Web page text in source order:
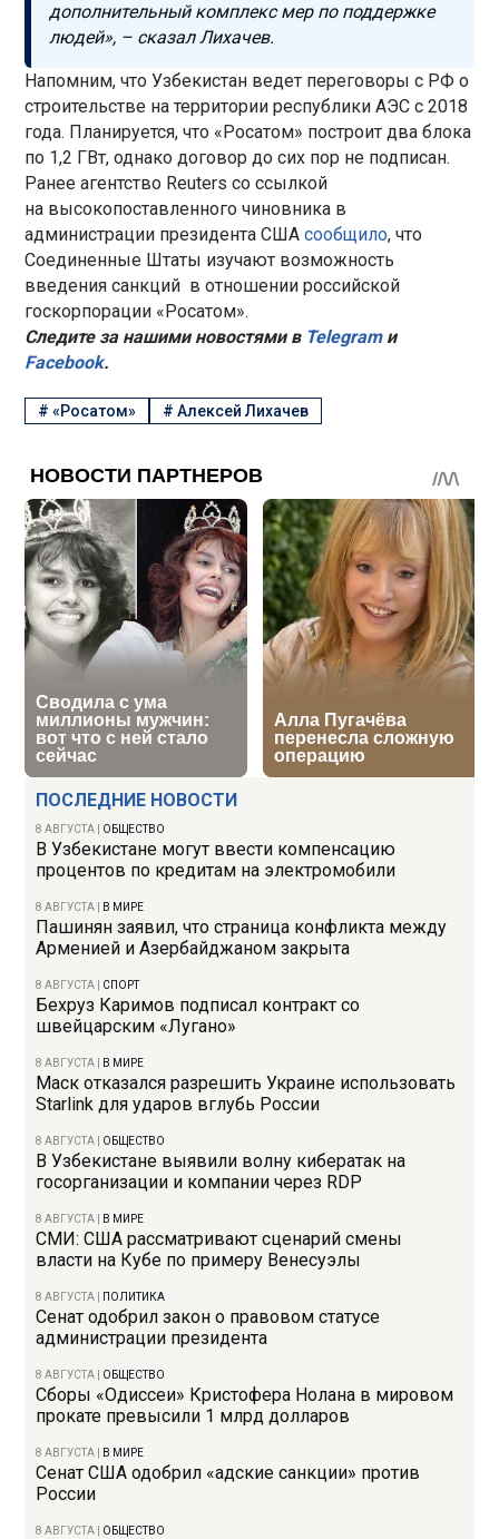
ПОСЛЕДНИЕ НОВОСТИ
8 АВГУСТА ОБЩЕСТВО
В Узбекистане могут ввести компенсацию
процентов по кредитам на электромобили
8 АВГУСТА В МИРЕ
Пашинян заявил, что страница конфликта между
Арменией и Азербайджаном закрыта
8 АВГУСТА СПОРТ
Бехруз Каримов подписал контракт со
швейцарским «Лугано»
8 АВГУСТА В МИРЕ
Маск отказался разрешить Украине использовать
Starlink для ударов вглубь России
8 АВГУСТА ОБЩЕСТВО
В Узбекистане выявили волну кибератак на
госорганизации и компании через RDP
8 АВГУСТА В МИРЕ
СМИ: США рассматривают сценарий смены
власти на Кубе по примеру Венесуэлы
8 АВГУСТА ПОЛИТИКА
Сенат одобрил закон о правовом статусе
администрации президента
8 АВГУСТА ОБЩЕСТВО
Сборы «Одиссеи» Кристофера Нолана в мировом
прокате превысили 1 млрд долларов
8 АВГУСТА В МИРЕ
Сенат США одобрил «адские санкции» против
России
8 АВГУСТА ОБЩЕСТВО
дополнительный комплекс мер по поддержке
людей», – сказал Лихачев.
Напомним, что Узбекистан ведет переговоры с РФ о
строительстве на территории республики АЭС с 2018
года. Планируется, что «Росатом» построит два блока
по 1,2 ГВт, однако договор до сих пор не подписан.
Ранее агентство Reuters со ссылкой
на высокопоставленного чиновника в
администрации президента СШАсообщило, что
Соединенные Штаты изучают возможность
введения санкций в отношении российской
госкорпорации «Росатом».
Следите за нашими новостями вTelegramи
Facebook.
#«Росатом» #Алексей Лихачев